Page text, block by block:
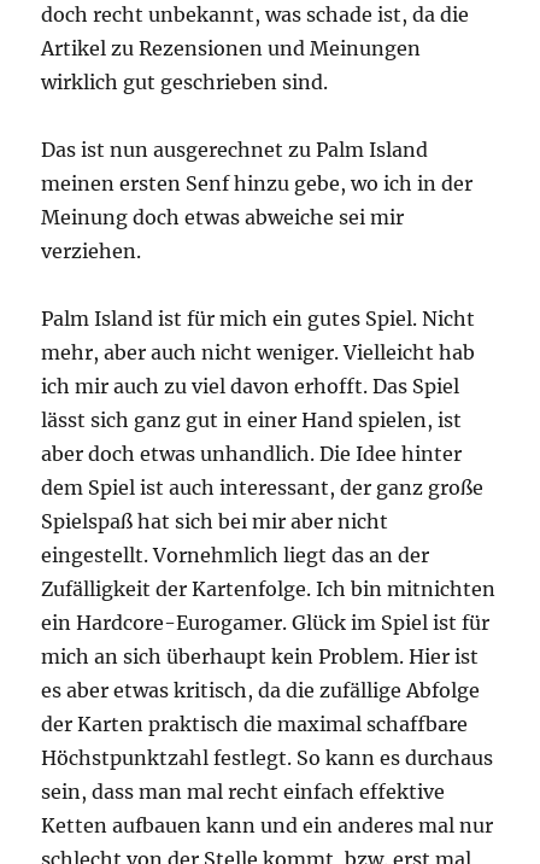
doch recht unbekannt, was schade ist, da die
Artikel zu Rezensionen und Meinungen
wirklich gut geschrieben sind.
Das ist nun ausgerechnet zu Palm Island
meinen ersten Senf hinzu gebe, wo ich in der
Meinung doch etwas abweiche sei mir
verziehen.
Palm Island ist für mich ein gutes Spiel. Nicht
mehr, aber auch nicht weniger. Vielleicht hab
ich mir auch zu viel davon erhofft. Das Spiel
lässt sich ganz gut in einer Hand spielen, ist
aber doch etwas unhandlich. Die Idee hinter
dem Spiel ist auch interessant, der ganz große
Spielspaß hat sich bei mir aber nicht
eingestellt. Vornehmlich liegt das an der
Zufälligkeit der Kartenfolge. Ich bin mitnichten
ein Hardcore-Eurogamer. Glück im Spiel ist für
mich an sich überhaupt kein Problem. Hier ist
es aber etwas kritisch, da die zufällige Abfolge
der Karten praktisch die maximal schaffbare
Höchstpunktzahl festlegt. So kann es durchaus
sein, dass man mal recht einfach effektive
Ketten aufbauen kann und ein anderes mal nur
schlecht von der Stelle kommt, bzw. erst mal